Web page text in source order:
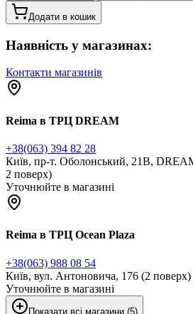
Додати в кошик
Наявність у магазинах:
Контакти магазинів
Reima в ТРЦ DREAM
+38(063) 394 82 28
Київ, пр-т. Оболонський, 21В,
2 поверх)
Уточнюйте в магазині
Reima в ТРЦ Ocean Plaza
+38(063) 988 08 54
Київ, вул. Антоновича, 176 (2 поверх)
Уточнюйте в магазині
Показати всі магазини (5)